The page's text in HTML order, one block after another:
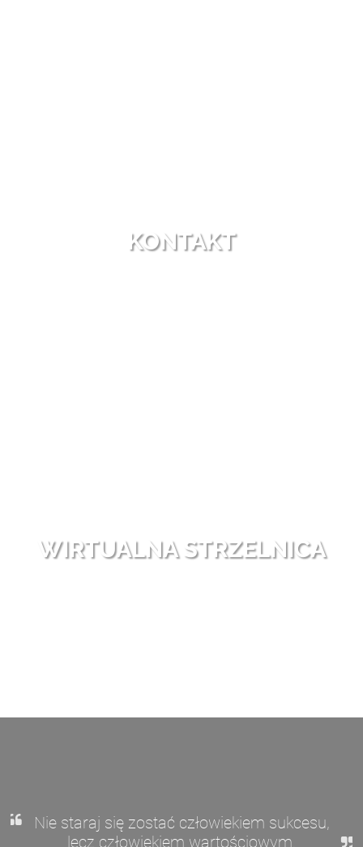
KONTAKT
WIRTUALNA STRZELNICA
Nie staraj się zostać człowiekiem sukcesu,
lecz człowiekiem wartościowym.